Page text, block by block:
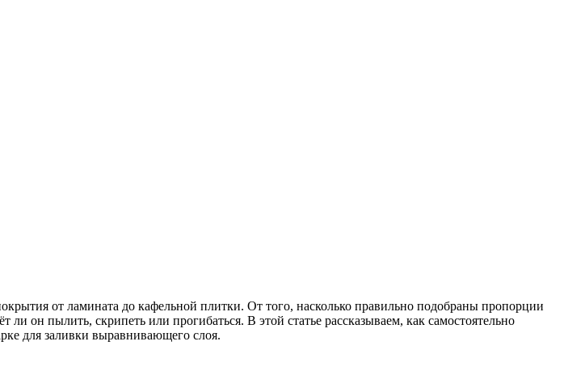
от ламината до кафельной плитки. От того, насколько правильно подобраны пропорции
он пылить, скрипеть или прогибаться. В этой статье рассказываем, как самостоятельно
для заливки выравнивающего слоя.